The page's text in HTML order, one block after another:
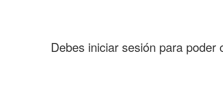
Debes iniciar sesión para poder